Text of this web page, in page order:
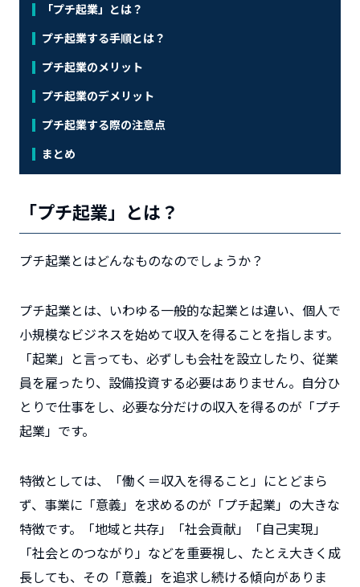
「プチ起業」とは？
プチ起業する手順とは？
プチ起業のメリット
プチ起業のデメリット
プチ起業する際の注意点
まとめ
「プチ起業」とは？
プチ起業とはどんなものなのでしょうか？
プチ起業とは、いわゆる一般的な起業とは違い、個人で
小規模なビジネスを始めて収入を得ることを指します。
「起業」と言っても、必ずしも会社を設立したり、従業
員を雇ったり、設備投資する必要はありません。自分ひ
とりで仕事をし、必要な分だけの収入を得るのが「プチ
起業」です。
特徴としては、「働く＝収入を得ること」にとどまら
ず、事業に「意義」を求めるのが「プチ起業」の大きな
特徴です。「地域と共存」「社会貢献」「自己実現」
「社会とのつながり」などを重要視し、たとえ大きく成
長しても、その「意義」を追求し続ける傾向がありま